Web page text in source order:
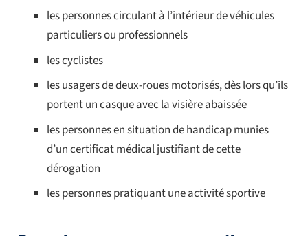
les personnes circulant à l’intérieur de véhicules
particuliers ou professionnels
les cyclistes
les usagers de deux-roues motorisés, dès lors qu’ils
portent un casque avec la visière abaissée
les personnes en situation de handicap munies
d’un certificat médical justifiant de cette
dérogation
les personnes pratiquant une activité sportive